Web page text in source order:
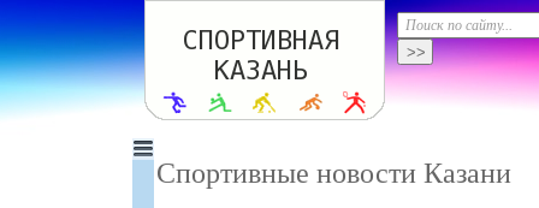
Спортивные новости Казани